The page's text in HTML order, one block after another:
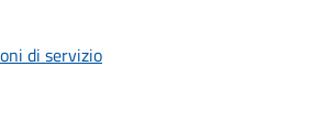
di servizio